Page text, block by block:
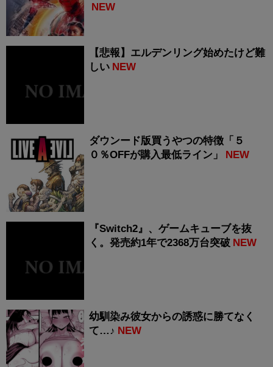
NEW
【悲報】エルデンリング始めたけど難
しい NEW
ダウンード版買うやつの特徴「５
０％OFFが購入最低ライン」
NEW
『Switch2』、ゲームキューブを抜
く。発売約1年で2368万台突破 NEW
幼馴染み彼女からの誘惑に勝てなく
て…♪ NEW